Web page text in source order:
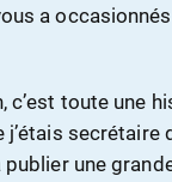
a
c’est toute une
j’étais secrétaire
une